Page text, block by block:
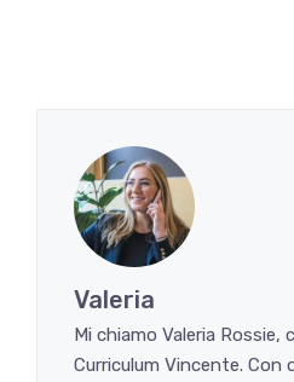
Valeria
Mi chiamo Valeria Rossie,
Curriculum Vincente. Con